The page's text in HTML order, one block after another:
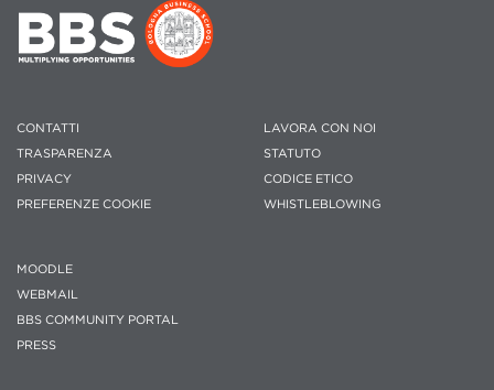
CONTATTI
TRASPARENZA
PRIVACY
PREFERENZE COOKIE
LAVORA CON NOI
STATUTO
CODICE ETICO
WHISTLEBLOWING
MOODLE
WEBMAIL
BBS COMMUNITY PORTAL
PRESS